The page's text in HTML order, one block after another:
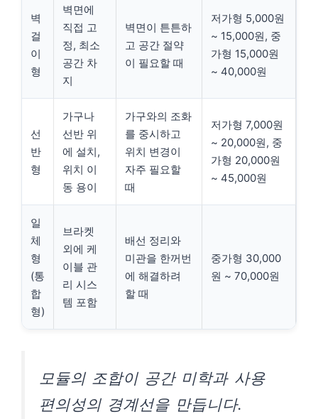
벽
걸
이
형
벽면에
직접 고
정, 최소
공간 차
지
벽면이 튼튼하
고 공간 절약
이 필요할 때
저가형 5,000원
~ 15,000원, 중
가형 15,000원
~ 40,000원
선
반
형
가구나
선반 위
에 설치,
위치 이
동 용이
가구와의 조화
를 중시하고
위치 변경이
자주 필요할
때
저가형 7,000원
~ 20,000원, 중
가형 20,000원
~ 45,000원
일
체
형
(통
합
형)
브라켓
외에 케
이블 관
리 시스
템 포함
배선 정리와
미관을 한꺼번
에 해결하려
할 때
중가형 30,000
원 ~ 70,000원
모듈의 조합이 공간 미학과 사용
편의성의 경계선을 만듭니다.